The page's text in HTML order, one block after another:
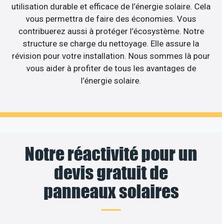
utilisation durable et efficace de l’énergie solaire. Cela
vous permettra de faire des économies. Vous
contribuerez aussi à protéger l’écosystème. Notre
structure se charge du nettoyage. Elle assure la
révision pour votre installation. Nous sommes là pour
vous aider à profiter de tous les avantages de
l’énergie solaire.
Notre réactivité pour un
devis gratuit de
panneaux solaires